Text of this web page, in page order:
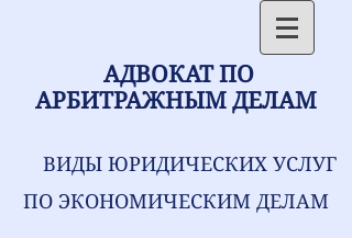
АДВОКАТ ПО
АРБИТРАЖНЫМ ДЕЛАМ
ВИДЫ ЮРИДИЧЕСКИХ УСЛУГ
ПО ЭКОНОМИЧЕСКИМ ДЕЛАМ